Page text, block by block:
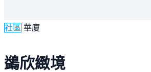
社區 華廈
鷁欣緻境